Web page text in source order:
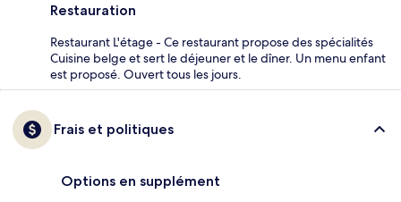
Restauration
Restaurant L'étage - Ce restaurant propose des spécialités
Cuisine belge et sert le déjeuner et le dîner. Un menu enfant
est proposé. Ouvert tous les jours.
Frais et politiques
Options en supplément